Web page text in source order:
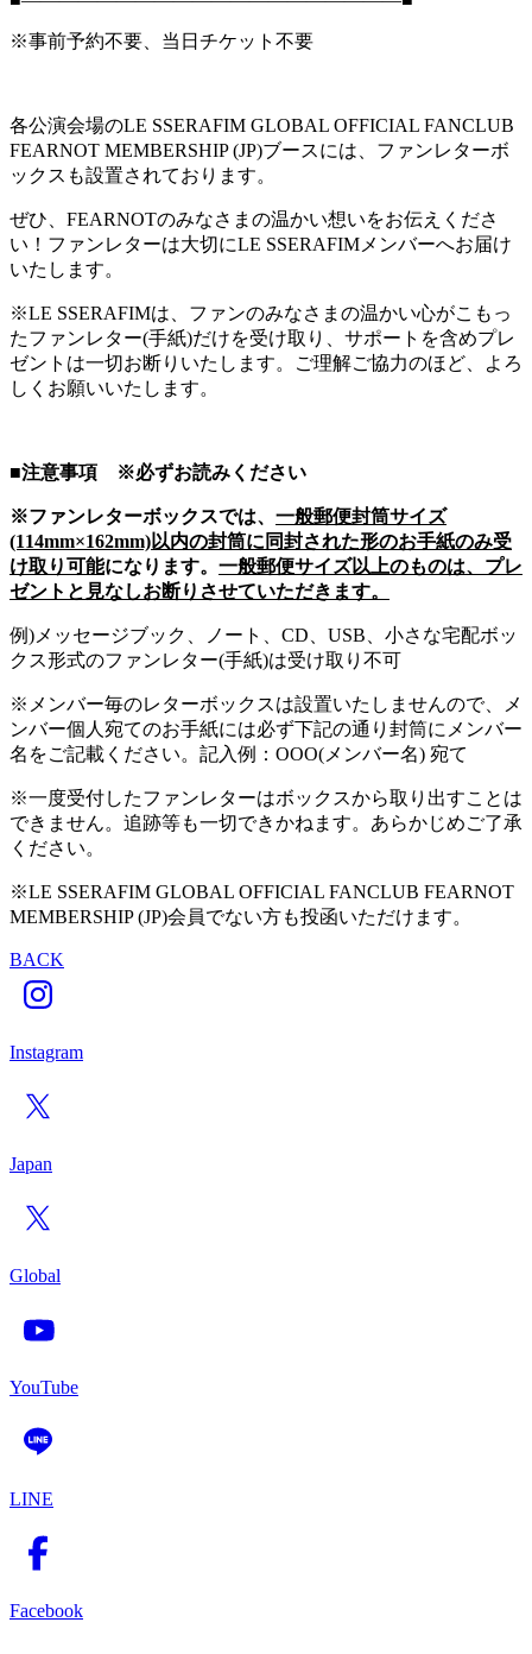
※事前予約不要、当日チケット不要
各公演会場のLE SSERAFIM GLOBAL OFFICIAL FANCLUB
FEARNOT MEMBERSHIP (JP)ブースには、ファンレターボ
ックスも設置されております。
ぜひ、FEARNOTのみなさまの温かい想いをお伝えくださ
い！ファンレターは大切にLE SSERAFIMメンバーへお届け
いたします。
※LE SSERAFIMは、ファンのみなさまの温かい心がこもっ
たファンレター(手紙)だけを受け取り、サポートを含めプレ
ゼントは一切お断りいたします。ご理解ご協力のほど、よろ
しくお願いいたします。
■注意事項 ※必ずお読みください
※ファンレターボックスでは、 一般郵便封筒サイズ
(114mm×162mm)以内の封筒に同封された形のお手紙のみ受
け取り可能になります。 一般郵便サイズ以上のものは、プレ
ゼントと見なしお断りさせていただきます。
例)メッセージブック、ノート、CD、USB、小さな宅配ボッ
クス形式のファンレター(手紙)は受け取り不可
※メンバー毎のレターボックスは設置いたしませんので、メ
ンバー個人宛てのお手紙には必ず下記の通り封筒にメンバー
名をご記載ください。記入例：OOO(メンバー名) 宛て
※一度受付したファンレターはボックスから取り出すことは
できません。追跡等も一切できかねます。あらかじめご了承
ください。
※LE SSERAFIM GLOBAL OFFICIAL FANCLUB FEARNOT
MEMBERSHIP (JP)会員でない方も投函いただけます。
BACK
Instagram
Japan
Global
YouTube
LINE
Facebook